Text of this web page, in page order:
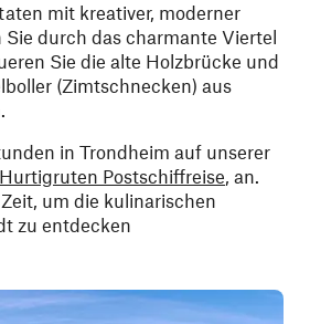
mit kreativer, moderner
Sie durch das charmante Viertel
Sie die alte Holzbrücke und
(Zimtschnecken) aus
in Trondheim auf unserer
Postschiffreise, an.
um die kulinarischen
zu entdecken